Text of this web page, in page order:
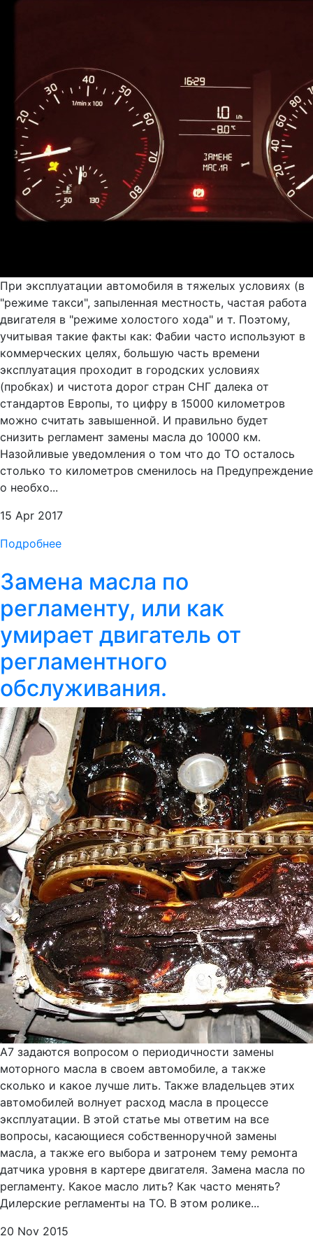
При эксплуатации автомобиля в тяжелых условиях (в
"режиме такси", запыленная местность, частая работа
двигателя в "режиме холостого хода" и т. Поэтому,
учитывая такие факты как: Фабии часто используют в
коммерческих целях, большую часть времени
эксплуатация проходит в городских условиях
(пробках) и чистота дорог стран СНГ далека от
стандартов Европы, то цифру в 15000 километров
можно считать завышенной. И правильно будет
снизить регламент замены масла до 10000 км.
Назойливые уведомления о том что до ТО осталось
столько то километров сменилось на Предупреждение
о необхо...
15 Apr 2017
Подробнее
Замена масла по
регламенту, или как
умирает двигатель от
регламентного
обслуживания.
А7 задаются вопросом о периодичности замены
моторного масла в своем автомобиле, а также
сколько и какое лучше лить. Также владельцев этих
автомобилей волнует расход масла в процессе
эксплуатации. В этой статье мы ответим на все
вопросы, касающиеся собственноручной замены
масла, а также его выбора и затронем тему ремонта
датчика уровня в картере двигателя. Замена масла по
регламенту. Какое масло лить? Как часто менять?
Дилерские регламенты на ТО. В этом ролике...
20 Nov 2015